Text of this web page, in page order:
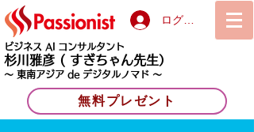
ログイン
ビジネス AI コンサルタント
杉川雅彦 ( すぎちゃん先生）
〜 東南アジア de デジタルノマド 〜
無料プレゼント